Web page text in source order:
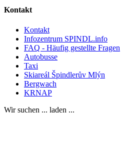
Kontakt
Kontakt
Infozentrum SPINDL.info
FAQ - Häufig gestellte Fragen
Autobusse
Taxi
Skiareál Špindlerův Mlýn
Bergwach
KRNAP
Wir suchen ... laden ...